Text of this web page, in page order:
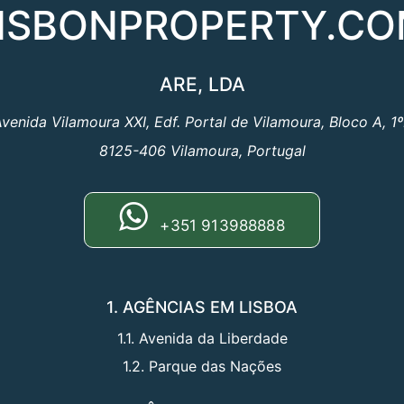
ARE, LDA
Vilamoura XXI, Edf. Portal de Vilamoura, Bloco A,
8125-406 Vilamoura, Portugal
+351 913988888
1. AGÊNCIAS EM LISBOA
1.1. Avenida da Liberdade
1.2. Parque das Nações